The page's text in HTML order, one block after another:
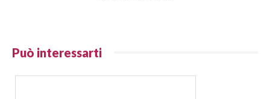
Può interessarti